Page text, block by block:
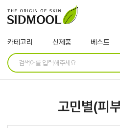
카테고리 신제품 베스트
고민별(피